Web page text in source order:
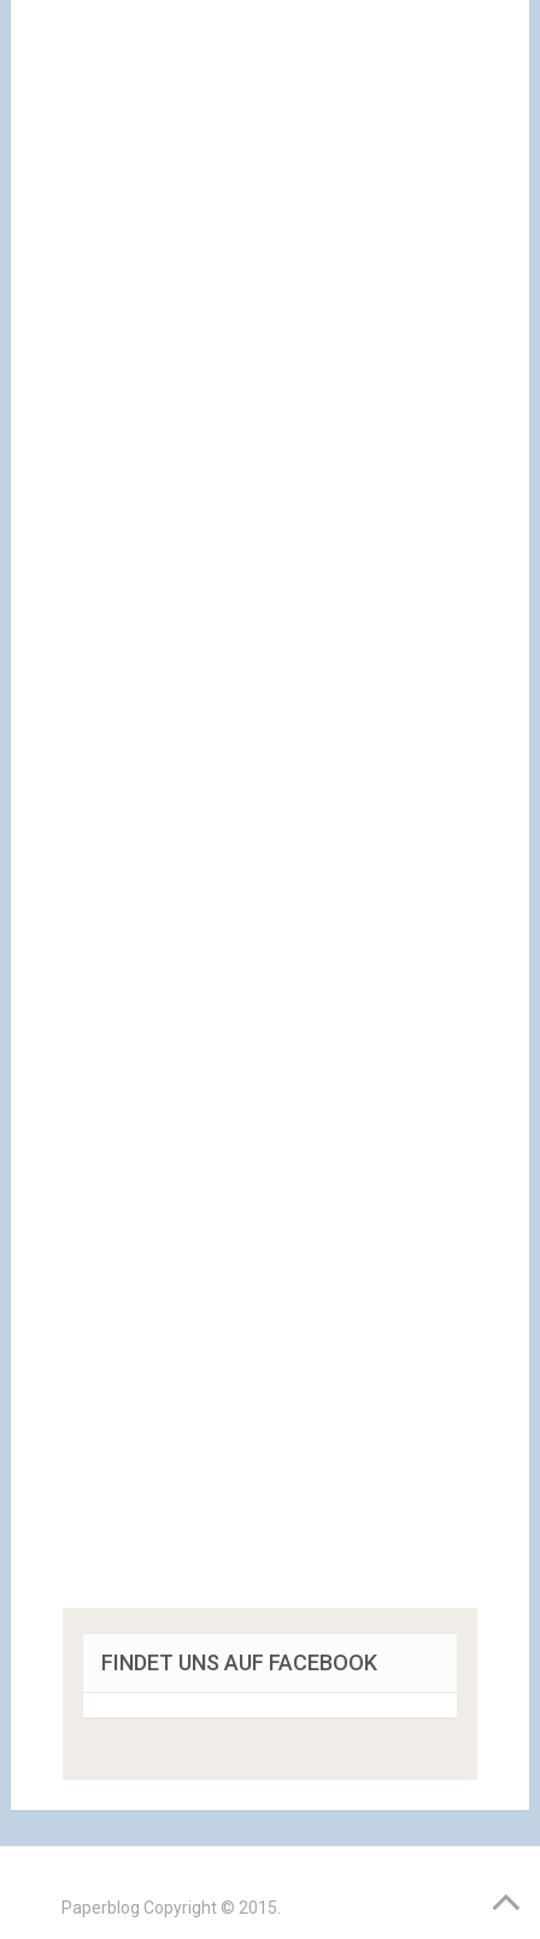
FINDET UNS AUF FACEBOOK
Paperblog Copyright © 2015.